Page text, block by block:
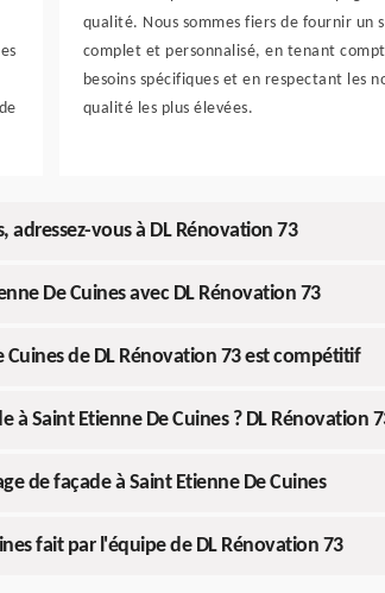
qualité. Nous sommes fiers de fournir un
complet et personnalisé, en tenant
besoins spécifiques et en respectant les
qualité les plus élevées.
adressez-vous à DL Rénovation 73
De Cuines avec DL Rénovation 73
de DL Rénovation 73 est compétitif
à Saint Etienne De Cuines ? DL Rénovation
de façade à Saint Etienne De Cuines
fait par l'équipe de DL Rénovation 73